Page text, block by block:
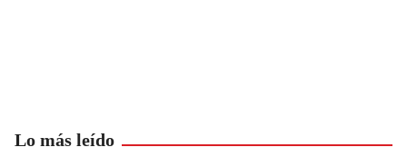
Lo más leído